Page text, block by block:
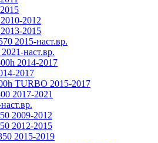
2012
2015
2015-наст.вр.
наст.вр.
2014-2017
2017
TURBO 2015-2017
2017-2021
2009-2012
2012-2015
2015-2019